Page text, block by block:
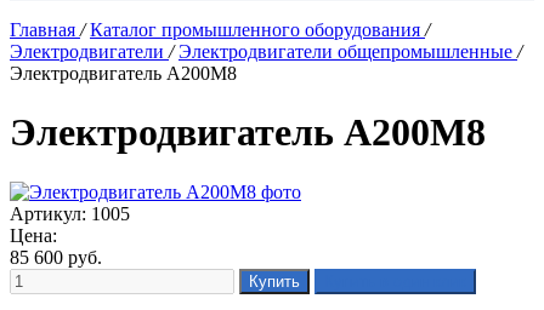
Главная / Каталог промышленного оборудования /
Электродвигатели / Электродвигатели общепромышленные /
Электродвигатель А200М8
Электродвигатель А200М8
Артикул: 1005
Цена:
85 600 руб.